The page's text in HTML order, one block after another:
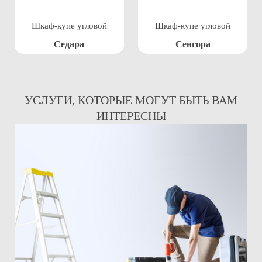
Шкаф-купе угловой
Седара
Шкаф-купе угловой
Сенгора
УСЛУГИ, КОТОРЫЕ МОГУТ БЫТЬ ВАМ
ИНТЕРЕСНЫ